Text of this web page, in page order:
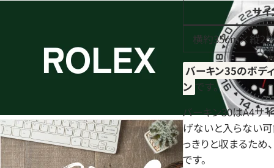
サイ
横約35cm×縦
バーキン35のボデ
ン です。
バーキン30はA4サ
げないと入らない
っきりと収まるため
です。